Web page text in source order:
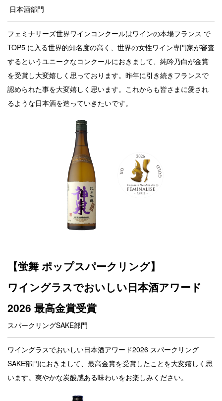
日本酒部門
フェミナリーズ世界ワインコンクールはワインの本場フランス で
TOP5 に入る世界的知名度の高く、世界の女性ワイン専門家が審査
するというユニークなコンクールにおきまして、純吟乃白が金賞
を受賞し大変嬉しく思っております。昨年に引き続きフランスで
認められた事を大変嬉しく思います。これからも皆さまに愛され
るような日本酒を造っていきたいです。
【蛍舞 ポップスパークリング】
ワイングラスでおいしい日本酒アワード
2026 最高金賞受賞
スパークリングSAKE部門
ワイングラスでおいしい日本酒アワード2026 スパークリング
SAKE部門におきまして、最高金賞を受賞したことを大変嬉しく思
います。爽やかな炭酸感ある味わいをお楽しみください。